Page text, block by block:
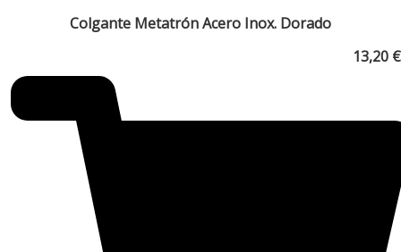
Colgante Metatrón Acero Inox. Dorado
13,20 €